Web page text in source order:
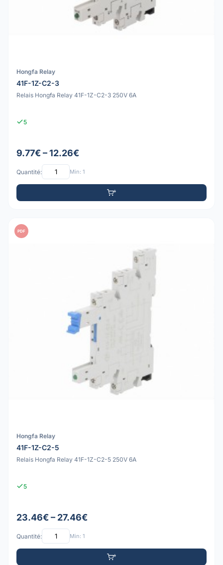
Hongfa Relay
41F-1Z-C2-3
Relais Hongfa Relay 41F-1Z-C2-3 250V 6A
5
9.77€ – 12.26€
Quantité: Min: 1
PDF
Hongfa Relay
41F-1Z-C2-5
Relais Hongfa Relay 41F-1Z-C2-5 250V 6A
5
23.46€ – 27.46€
Quantité: Min: 1